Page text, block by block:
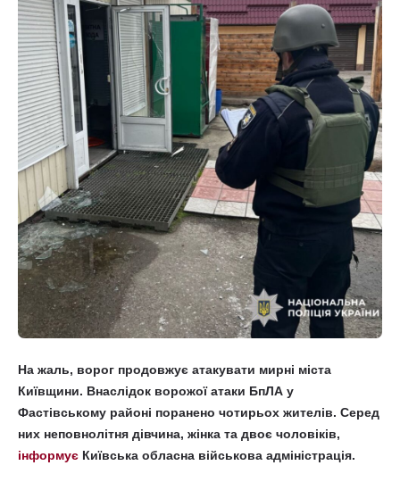
На жаль, ворог продовжує атакувати мирні міста
Київщини. Внаслідок ворожої атаки БпЛА у
Фастівському районі поранено чотирьох жителів. Серед
них неповнолітня дівчина, жінка та двоє чоловіків,
інформує Київська обласна військова адміністрація.